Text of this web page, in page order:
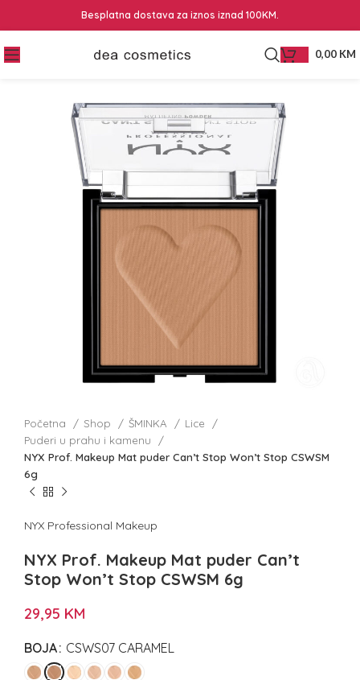
Besplatna dostava za iznos iznad 100KM.
0,00 KM
Početna Shop ŠMINKA
Lice
Puderi u prahu i kamenu
NYX Prof. Makeup Mat puder Can’t Stop Won’t Stop CSWSM
6g
NYX Professional Makeup
NYX Prof. Makeup Mat puder Can’t
Stop Won’t Stop CSWSM 6g
29,95 KM
BOJA CSWS07 CARAMEL